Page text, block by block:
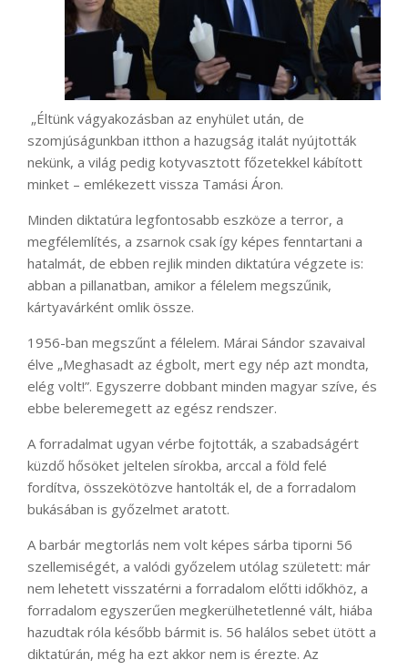
„Éltünk vágyakozásban az enyhület után, de
szomjúságunkban itthon a hazugság italát nyújtották
nekünk, a világ pedig kotyvasztott főzetekkel kábított
minket – emlékezett vissza Tamási Áron.
Minden diktatúra legfontosabb eszköze a terror, a
megfélemlítés, a zsarnok csak így képes fenntartani a
hatalmát, de ebben rejlik minden diktatúra végzete is:
abban a pillanatban, amikor a félelem megszűnik,
kártyavárként omlik össze.
1956-ban megszűnt a félelem. Márai Sándor szavaival
élve „Meghasadt az égbolt, mert egy nép azt mondta,
elég volt!”. Egyszerre dobbant minden magyar szíve, és
ebbe beleremegett az egész rendszer.
A forradalmat ugyan vérbe fojtották, a szabadságért
küzdő hősöket jeltelen sírokba, arccal a föld felé
fordítva, összekötözve hantolták el, de a forradalom
bukásában is győzelmet aratott.
A barbár megtorlás nem volt képes sárba tiporni 56
szellemiségét, a valódi győzelem utólag született: már
nem lehetett visszatérni a forradalom előtti időkhöz, a
forradalom egyszerűen megkerülhetetlenné vált, hiába
hazudtak róla később bármit is. 56 halálos sebet ütött a
diktatúrán, még ha ezt akkor nem is érezte. Az